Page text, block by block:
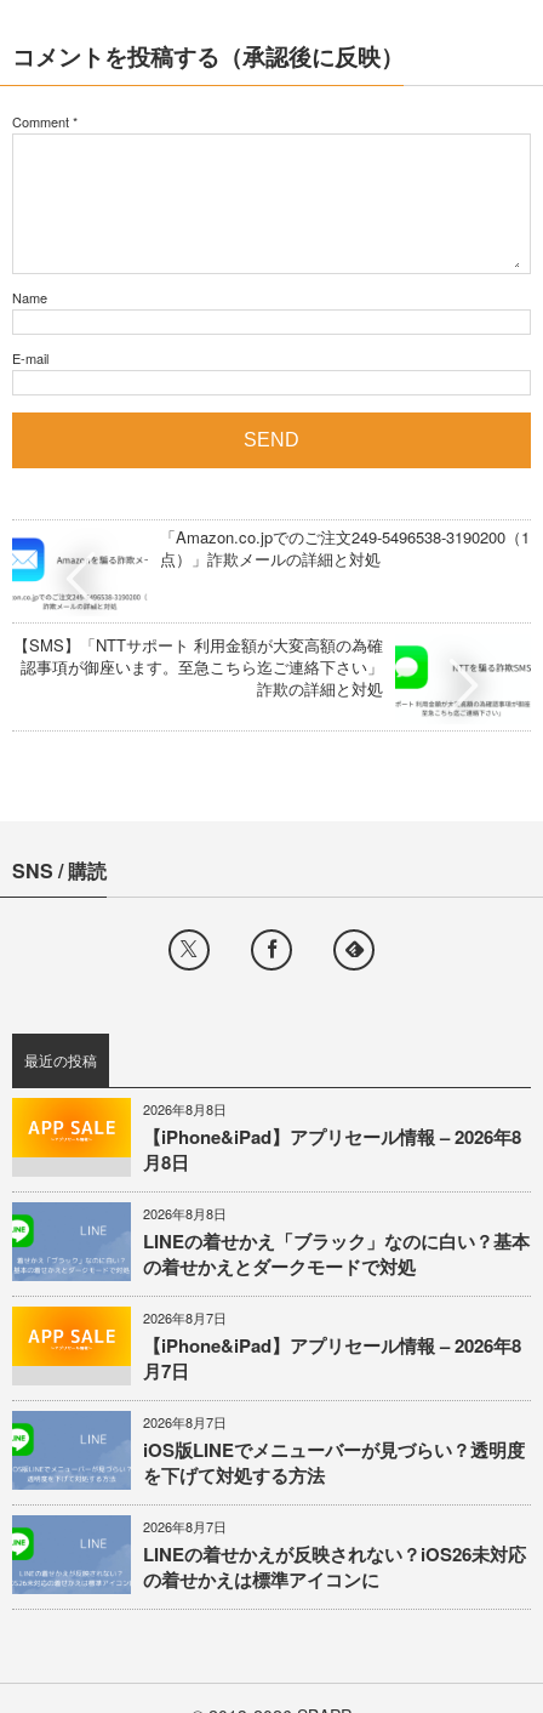
コメントを投稿する（承認後に反映）
Comment*
Name
E-mail
「Amazon.co.jpでのご注文249-5496538-3190200（1
点）」詐欺メールの詳細と対処
【SMS】「NTTサポート 利用金額が大変高額の為確
認事項が御座います。至急こちら迄ご連絡下さい」
詐欺の詳細と対処
SNS / 購読
最近の投稿
2026年8月8日
【iPhone&iPad】アプリセール情報 – 2026年8
月8日
2026年8月8日
LINEの着せかえ「ブラック」なのに白い？基本
の着せかえとダークモードで対処
2026年8月7日
【iPhone&iPad】アプリセール情報 – 2026年8
月7日
2026年8月7日
iOS版LINEでメニューバーが見づらい？透明度
を下げて対処する方法
2026年8月7日
LINEの着せかえが反映されない？iOS26未対応
の着せかえは標準アイコンに